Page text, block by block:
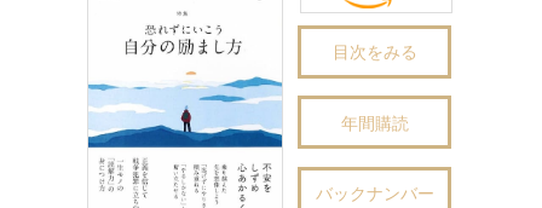
目次をみる
年間購読
バックナンバー